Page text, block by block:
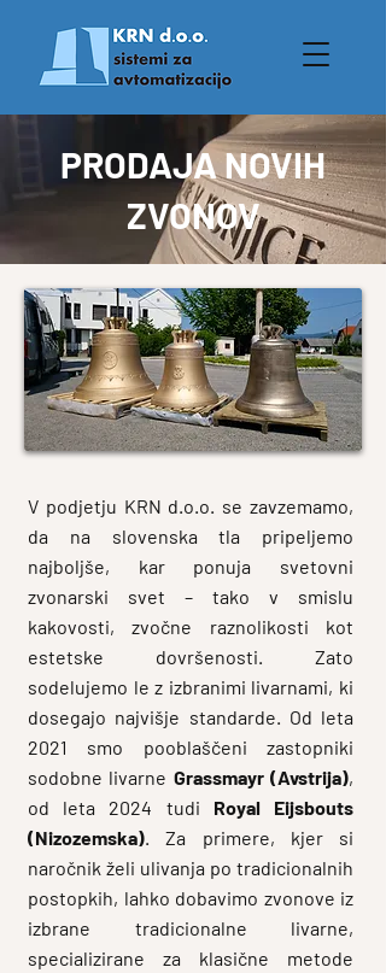
PRODAJA NOVIH
ZVONOV
V podjetju KRN d.o.o. se zavzemamo,
da na slovenska tla pripeljemo
najboljše, kar ponuja svetovni
zvonarski svet – tako v smislu
kakovosti, zvočne raznolikosti kot
estetske dovršenosti. Zato
sodelujemo le z izbranimi livarnami, ki
dosegajo najvišje standarde. Od leta
2021 smo pooblaščeni zastopniki
sodobne livarne Grassmayr (Avstrija),
od leta 2024 tudi Royal Eijsbouts
(Nizozemska). Za primere, kjer si
naročnik želi ulivanja po tradicionalnih
postopkih, lahko dobavimo zvonove iz
izbrane tradicionalne livarne,
specializirane za klasične metode